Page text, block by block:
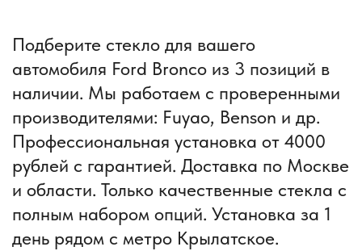
Подберите стекло для вашего
автомобиля Ford Bronco из 3 позиций в
наличии. Мы работаем с проверенными
производителями: Fuyao, Benson и др.
Профессиональная установка от 4000
рублей с гарантией. Доставка по Москве
и области. Только качественные стекла с
полным набором опций. Установка за 1
день рядом с метро Крылатское.